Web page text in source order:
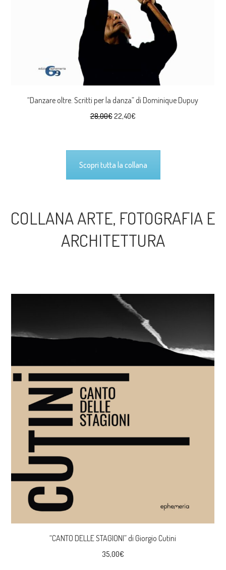
“Danzare oltre. Scritti per la danza” di Dominique Dupuy
28,00€Il
28,00€.
22,40€Il
22,40€.
Scopri tutta la collana
COLLANA ARTE, FOTOGRAFIA E
ARCHITETTURA
“CANTO DELLE STAGIONI” di Giorgio Cutini
35,00€